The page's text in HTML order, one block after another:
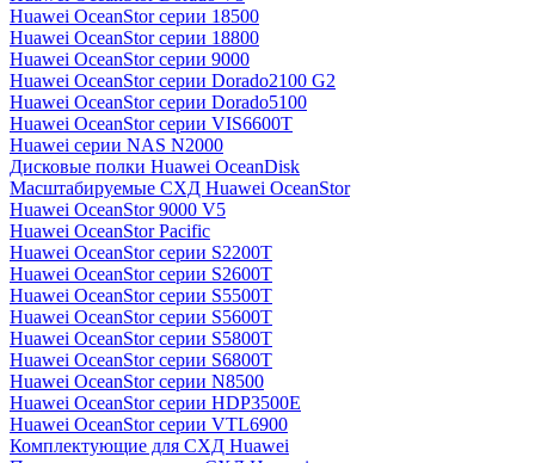
Huawei OceanStor серии 18500
Huawei OceanStor серии 18800
Huawei OceanStor серии 9000
Huawei OceanStor серии Dorado2100 G2
Huawei OceanStor серии Dorado5100
Huawei OceanStor серии VIS6600T
Huawei серии NAS N2000
Дисковые полки Huawei OceanDisk
Масштабируемые СХД Huawei OceanStor
Huawei OceanStor 9000 V5
Huawei OceanStor Pacific
Huawei OceanStor серии S2200T
Huawei OceanStor серии S2600T
Huawei OceanStor серии S5500T
Huawei OceanStor серии S5600T
Huawei OceanStor серии S5800T
Huawei OceanStor серии S6800T
Huawei OceanStor серии N8500
Huawei OceanStor серии HDP3500E
Huawei OceanStor серии VTL6900
Комплектующие для СХД Huawei